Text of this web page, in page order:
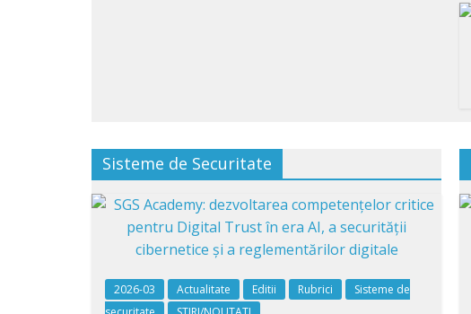
Sisteme de Securitate
2026-03 Actualitate Editii Rubrici
Sisteme de